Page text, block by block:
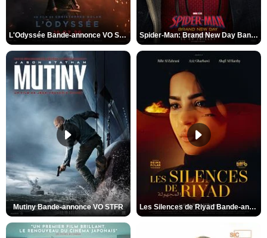
L'Odyssée Bande-annonce VO STFR Spider-Man: Brand New Day Bande-annonce VO STFR
Mutiny Bande-annonce VO STFR Les Silences de Riyad Bande-annonce VO STFR